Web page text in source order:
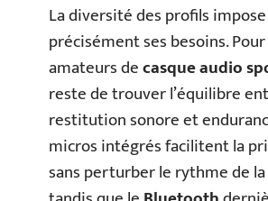
La diversité des profils
précisément ses besoins.
amateurs decasque audio
reste de trouver l’équilibre
restitution sonore et
micros intégrés facilitent la
sans perturber le rythme de la